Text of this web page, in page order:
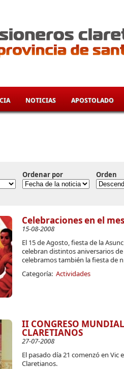
NOTICIAS APOSTOLADO
aquí
Ordenar por Orden
Celebraciones en el
15-08-2008
El 15 de Agosto, fiesta de la
celebran distintos aniversarios
celebramos también la fiesta de
Categoría: Actividades
II CONGRESO
CLARETIANOS
27-07-2008
El pasado día 21 comenzó en
Claretianos.